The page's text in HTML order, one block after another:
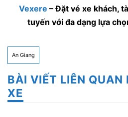
Vexere – Đặt vé xe khách,
tuyến với đa dạng lựa
An Giang
BÀI VIẾT LIÊN QUAN
XE